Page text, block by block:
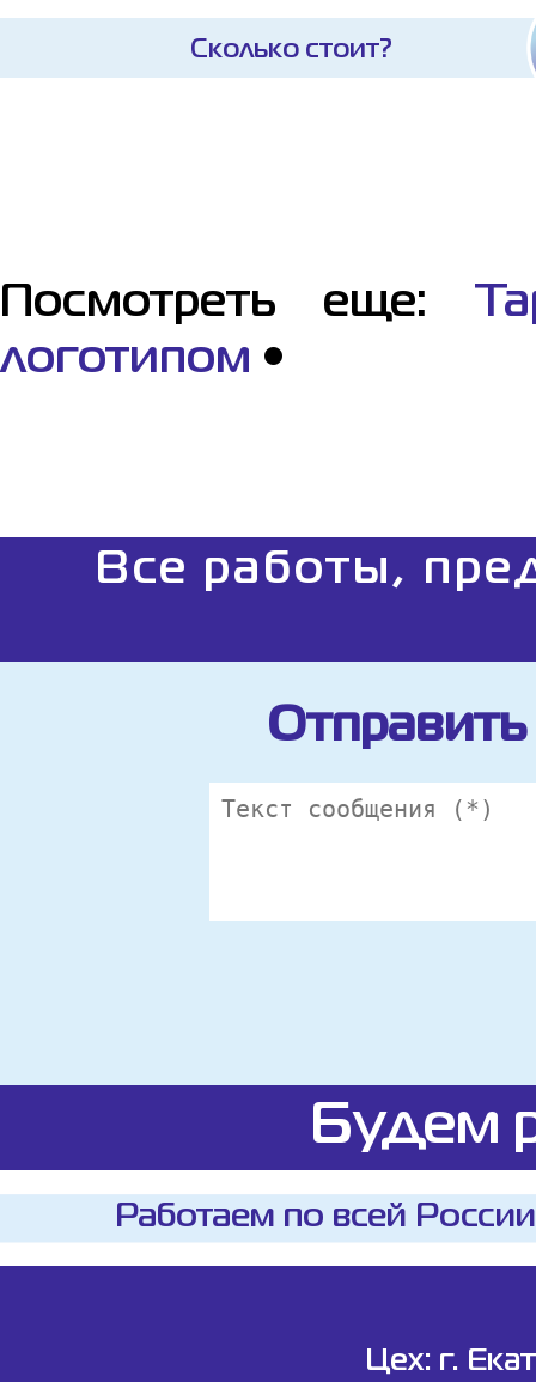
Сколько стоит?
Посмотреть еще:
логотипом •
Все работы,
Отправить
Будем
Работаем по всей
Цех: г.